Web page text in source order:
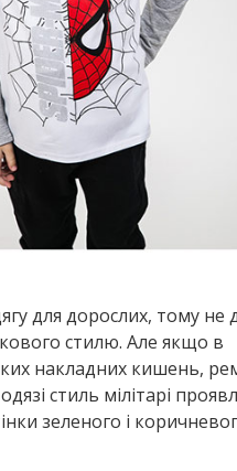
для дорослих, тому не
стилю. Але якщо в
накладних кишень,
стиль мілітарі
зеленого і